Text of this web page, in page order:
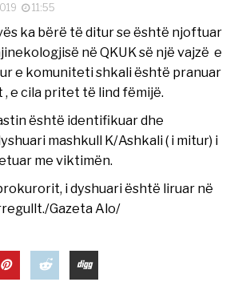
11:55
ka bërë të ditur se është njoftuar
në QKUK së një vajzë e
e komuniteti shkali është pranuar
e cila pritet të lind fëmijë.
është identifikuar dhe
mashkull K/Ashkali ( i mitur) i
me viktimën.
i dyshuari është liruar në
Gazeta Alo/